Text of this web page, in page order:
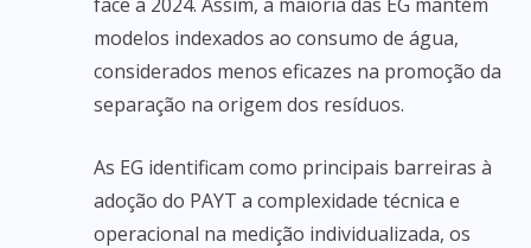
modelos indexados ao consumo de água,
considerados menos eficazes na promoção da
separação na origem dos resíduos.
As EG identificam como principais barreiras à
adoção do PAYT a complexidade técnica e
operacional na medição individualizada, os